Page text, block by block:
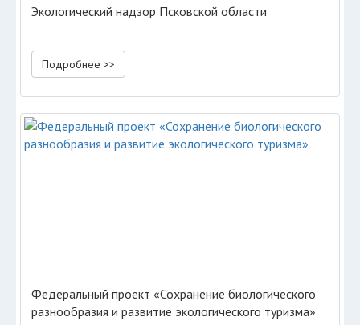
Экологический надзор Псковской области
Подробнее >>
Федеральный проект «Сохранение биологического
разнообразия и развитие экологического туризма»